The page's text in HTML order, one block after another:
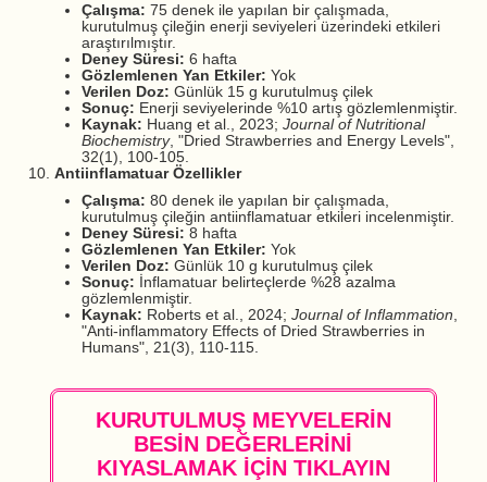
Çalışma: 75 denek ile yapılan bir çalışmada,
kurutulmuş çileğin enerji seviyeleri üzerindeki etkileri
araştırılmıştır.
Deney Süresi: 6 hafta
Gözlemlenen Yan Etkiler: Yok
Verilen Doz: Günlük 15 g kurutulmuş çilek
Sonuç: Enerji seviyelerinde %10 artış gözlemlenmiştir.
Kaynak: Huang et al., 2023; Journal of Nutritional
Biochemistry, "Dried Strawberries and Energy Levels",
32(1), 100-105.
Antiinflamatuar Özellikler
Çalışma: 80 denek ile yapılan bir çalışmada,
kurutulmuş çileğin antiinflamatuar etkileri incelenmiştir.
Deney Süresi: 8 hafta
Gözlemlenen Yan Etkiler: Yok
Verilen Doz: Günlük 10 g kurutulmuş çilek
Sonuç: İnflamatuar belirteçlerde %28 azalma
gözlemlenmiştir.
Kaynak: Roberts et al., 2024; Journal of Inflammation,
"Anti-inflammatory Effects of Dried Strawberries in
Humans", 21(3), 110-115.
KURUTULMUŞ MEYVELERİN
BESİN DEĞERLERİNİ
KIYASLAMAK İÇİN TIKLAYIN